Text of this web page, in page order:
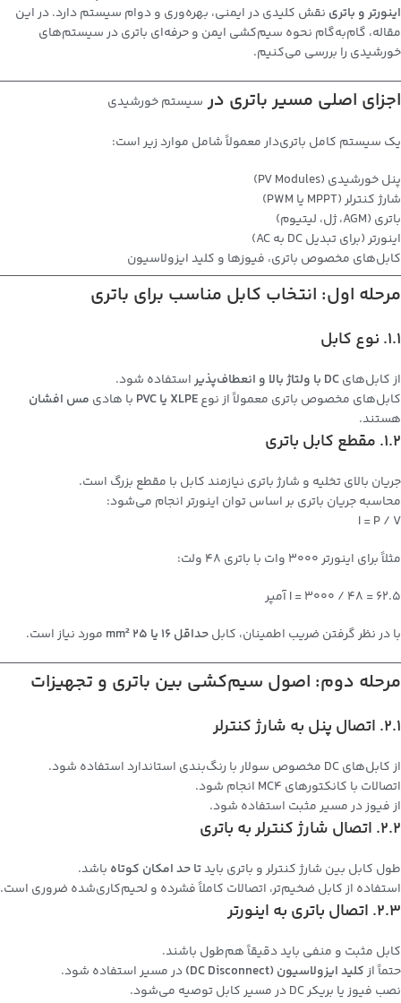
اینورتر و باتری نقش کلیدی در ایمنی، بهره‌وری و دوام سیستم دارد. در این
مقاله، گام‌به‌گام نحوه سیم‌کشی ایمن و حرفه‌ای باتری در سیستم‌های
خورشیدی را بررسی می‌کنیم.
اجزای اصلی مسیر باتری در سیستم خورشیدی
یک سیستم کامل باتری‌دار معمولاً شامل موارد زیر است:
پنل خورشیدی (PV Modules)
شارژ کنترلر (MPPT یا PWM)
باتری (AGM، ژل، لیتیوم)
اینورتر (برای تبدیل DC به AC)
کابل‌های مخصوص باتری، فیوزها و کلید ایزولاسیون
مرحله اول: انتخاب کابل مناسب برای باتری
1.1. نوع کابل
از کابل‌هایDC با ولتاژ بالا و انعطاف‌پذیر
استفاده شود.
کابل‌های مخصوص باتری معمولاً از نوعXLPE یا PVC با هادی مس افشان
هستند.
1.2. مقطع کابل باتری
جریان بالای تخلیه و شارژ باتری نیازمند کابل با مقطع بزرگ است.
محاسبه جریان باتری بر اساس توان اینورتر انجام می‌شود:
I = P / V
مثلاً برای اینورتر 3000 وات با باتری 48 ولت:
I = 3000 / 48 = 62.5 آمپر
با در نظر گرفتن ضریب اطمینان، کابلحداقل 16 یا 25 mm² مورد نیاز است.
مرحله دوم: اصول سیم‌کشی بین باتری و تجهیزات
2.1. اتصال پنل به شارژ کنترلر
از کابل‌های DC مخصوص سولار با رنگ‌بندی استاندارد استفاده شود.
اتصالات با کانکتورهای MC4 انجام شود.
از فیوز در مسیر مثبت استفاده شود.
2.2. اتصال شارژ کنترلر به باتری
طول کابل بین شارژ کنترلر و باتری بایدتا حد امکان کوتاه باشد.
استفاده از کابل ضخیم‌تر، اتصالات کاملاً فشرده و لحیم‌کاری‌شده ضروری است.
2.3. اتصال باتری به اینورتر
کابل مثبت و منفی باید دقیقاً هم‌طول باشند.
حتماً ازکلید ایزولاسیون (DC Disconnect)
در مسیر استفاده شود.
نصب فیوز یا بریکر DC در مسیر کابل توصیه می‌شود.